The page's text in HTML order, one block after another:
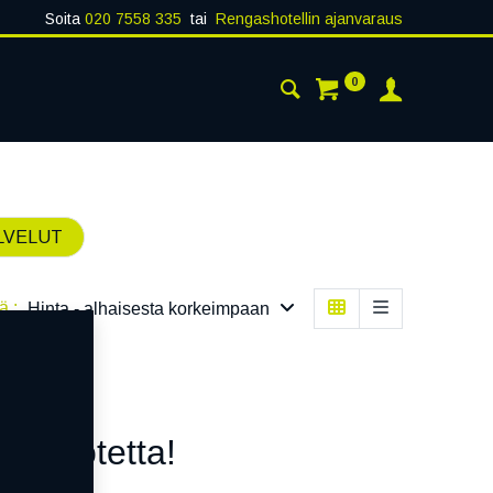
Soita 020 7558 335 tai Rengashotellin ajanvaraus
0
: Hinta - alhaisesta korkeimpaan
tuotetta!